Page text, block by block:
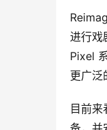
进行戏
Pixel
更广泛
目前